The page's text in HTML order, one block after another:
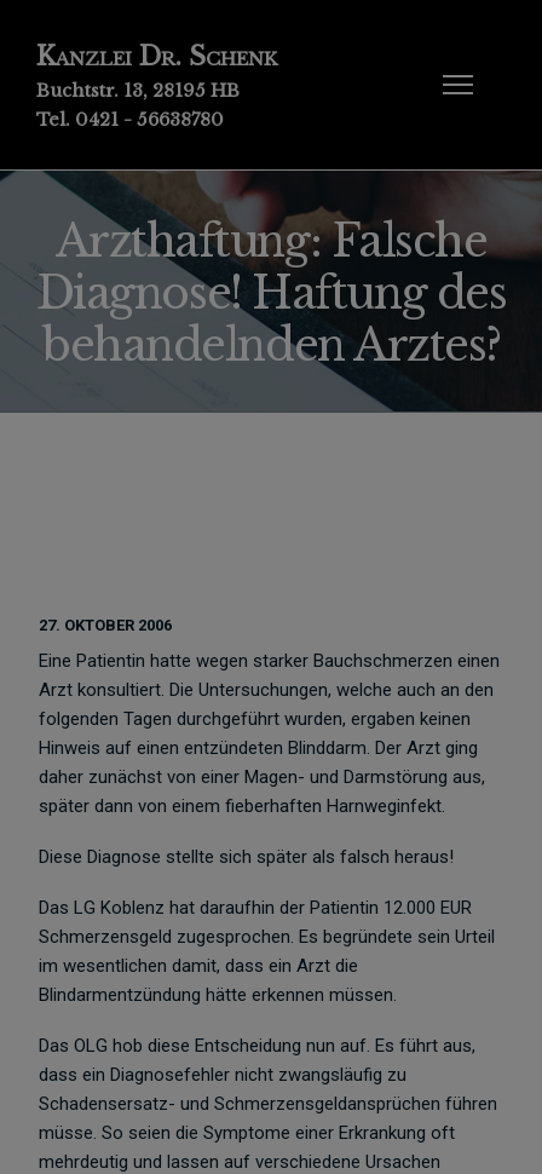
Kanzlei Dr. Schenk
Buchtstr. 13, 28195 HB
Tel. 0421 - 56638780
Arzthaftung: Falsche
Diagnose! Haftung des
behandelnden Arztes?
27. OKTOBER 2006
Eine Patientin hatte wegen starker Bauchschmerzen einen
Arzt konsultiert. Die Untersuchungen, welche auch an den
folgenden Tagen durchgeführt wurden, ergaben keinen
Hinweis auf einen entzündeten Blinddarm. Der Arzt ging
daher zunächst von einer Magen- und Darmstörung aus,
später dann von einem fieberhaften Harnweginfekt.
Diese Diagnose stellte sich später als falsch heraus!
Das LG Koblenz hat daraufhin der Patientin 12.000 EUR
Schmerzensgeld zugesprochen. Es begründete sein Urteil
im wesentlichen damit, dass ein Arzt die
Blindarmentzündung hätte erkennen müssen.
Das OLG hob diese Entscheidung nun auf. Es führt aus,
dass ein Diagnosefehler nicht zwangsläufig zu
Schadensersatz- und Schmerzensgeldansprüchen führen
müsse. So seien die Symptome einer Erkrankung oft
mehrdeutig und lassen auf verschiedene Ursachen